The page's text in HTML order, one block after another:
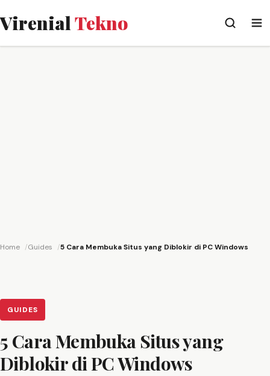
VirenialTekno
Home Guides 5 Cara Membuka Situs yang Diblokir di PC Windows
GUIDES
5 Cara Membuka Situs yang
Diblokir di PC Windows